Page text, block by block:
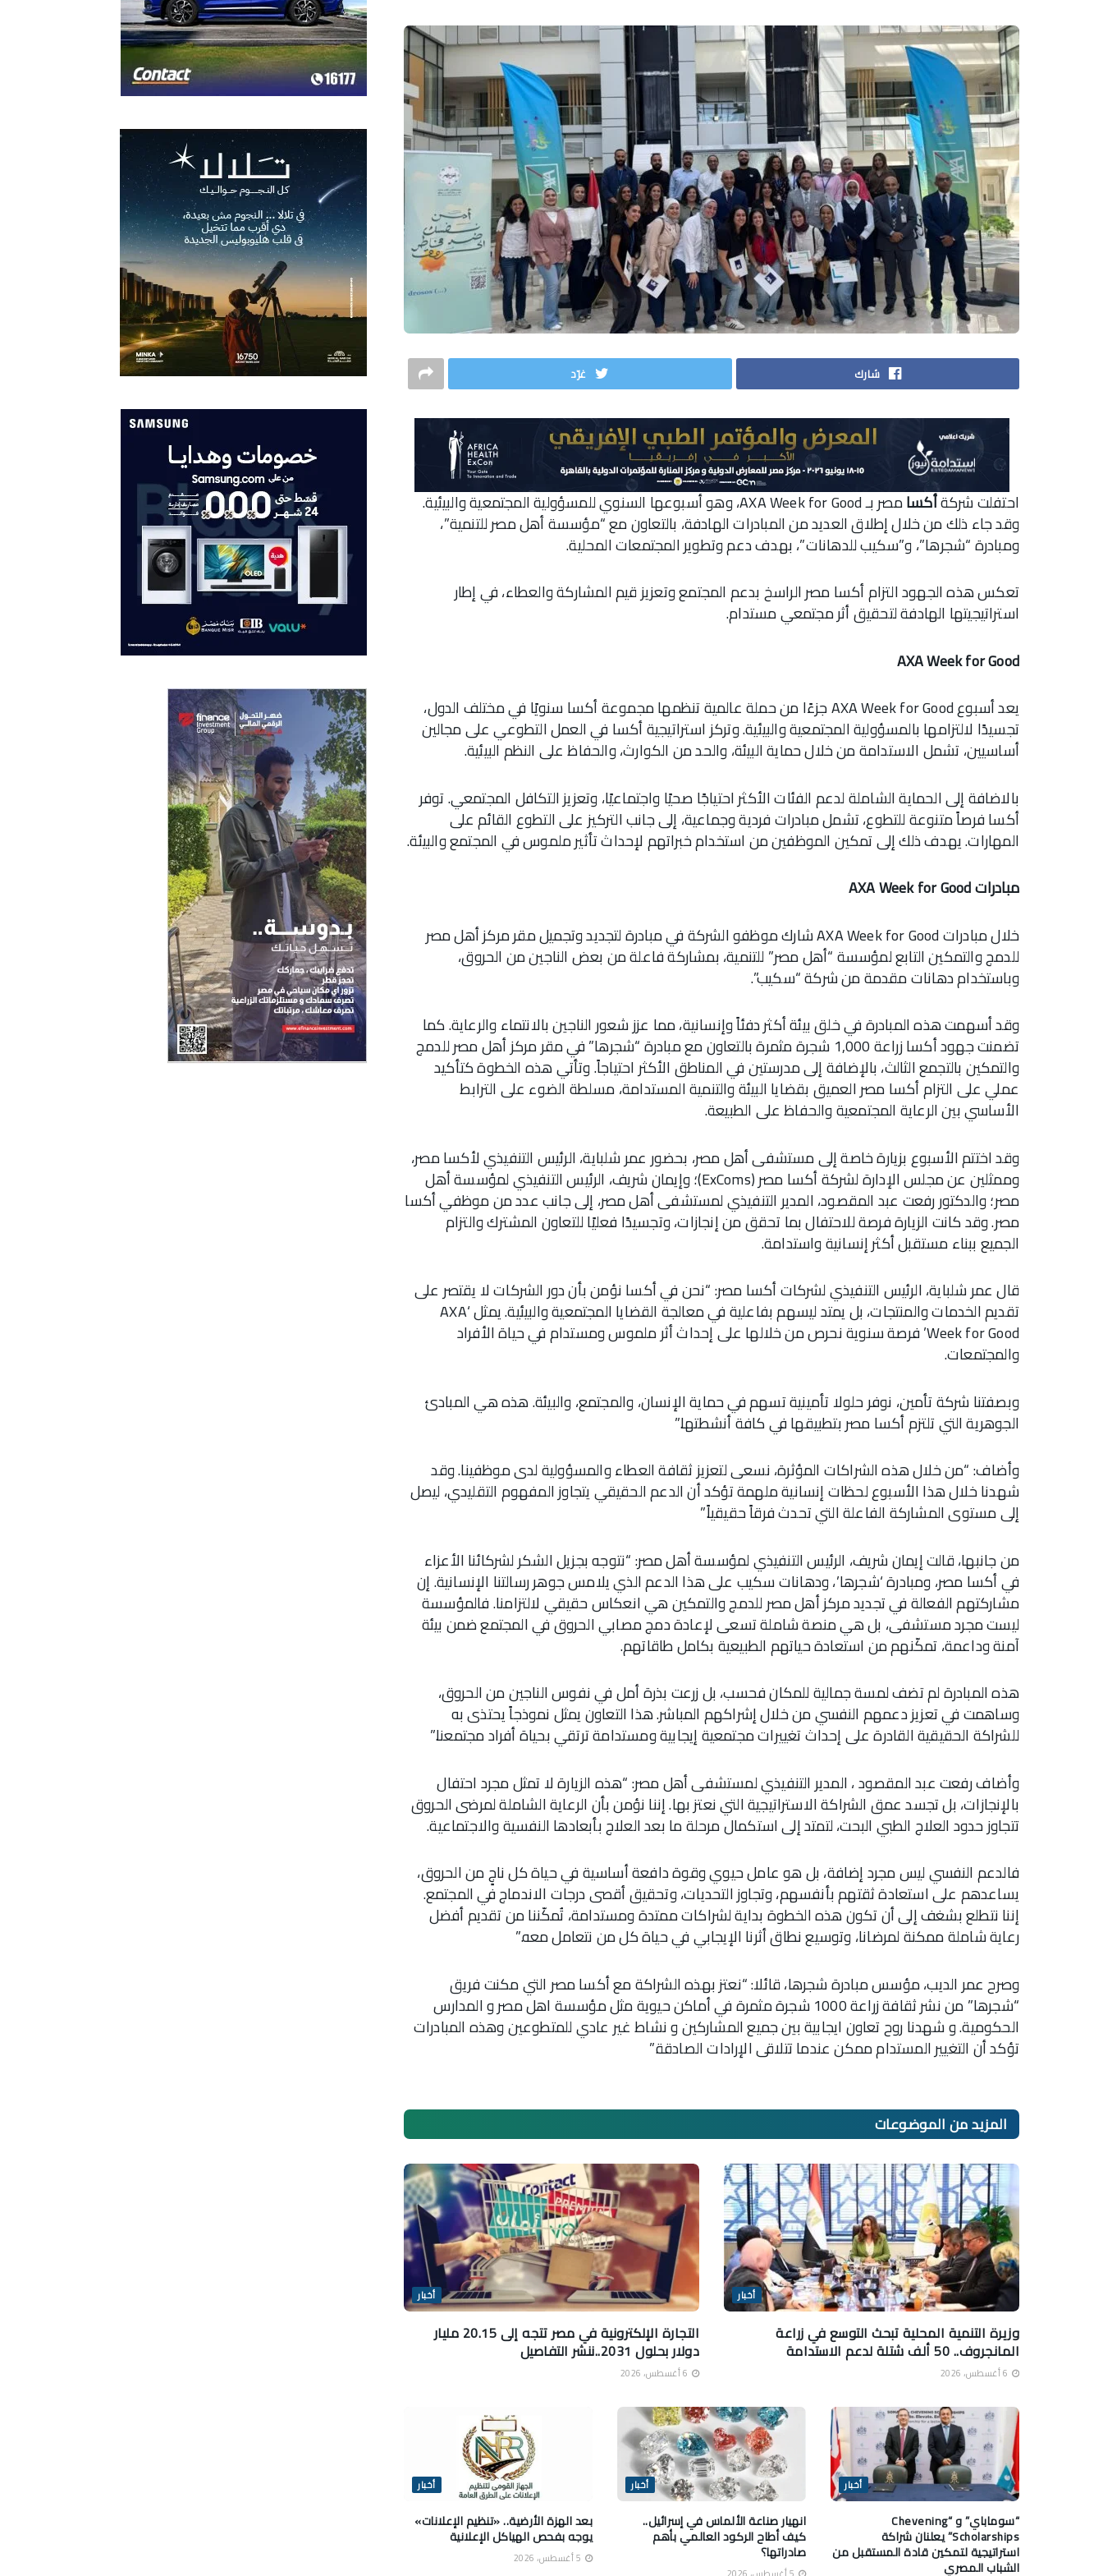
شارك غرّد
احتفلت شركةأكسا مصر بـ AXA Week for Good، وهو أسبوعها السنوي للمسؤولية المجتمعية والبيئية.
وقد جاء ذلك من خلال إطلاق العديد من المبادرات الهادفة، بالتعاون مع “مؤسسة أهل مصر للتنمية”،
ومبادرة “شجرها”، و”سكيب للدهانات”، بهدف دعم وتطوير المجتمعات المحلية.
تعكس هذه الجهود التزام أكسا مصر الراسخ بدعم المجتمع وتعزيز قيم المشاركة والعطاء، في إطار
استراتيجيتها الهادفة لتحقيق أثر مجتمعي مستدام.
AXA Week for Good
يعد أسبوع AXA Week for Good جزءًا من حملة عالمية تنظمها مجموعة أكسا سنويًا في مختلف الدول،
تجسيدًا لالتزامها بالمسؤولية المجتمعية والبيئية. وتركز استراتيجية أكسا في العمل التطوعي على مجالين
أساسيين، تشمل الاستدامة من خلال حماية البيئة، والحد من الكوارث، والحفاظ على النظم البيئية.
بالاضافة إلى الحماية الشاملة لدعم الفئات الأكثر احتياجًا صحيًا واجتماعيًا، وتعزيز التكافل المجتمعي. توفر
أكسا فرصاً متنوعة للتطوع، تشمل مبادرات فردية وجماعية، إلى جانب التركيز على التطوع القائم على
المهارات. يهدف ذلك إلى تمكين الموظفين من استخدام خبراتهم لإحداث تأثير ملموس في المجتمع والبيئة.
مبادرات AXA Week for Good
خلال مبادرات AXA Week for Good شارك موظفو الشركة في مبادرة لتجديد وتجميل مقر مركز أهل مصر
للدمج والتمكين التابع لمؤسسة “أهل مصر” للتنمية، بمشاركة فاعلة من بعض الناجين من الحروق،
وباستخدام دهانات مقدمة من شركة “سكيب”.
وقد أسهمت هذه المبادرة في خلق بيئة أكثر دفئاً وإنسانية، مما عزز شعور الناجين بالانتماء والرعاية. كما
تضمنت جهود أكسا زراعة 1,000 شجرة مثمرة بالتعاون مع مبادرة “شجرها” في مقر مركز أهل مصر للدمج
والتمكين بالتجمع الثالث، بالإضافة إلى مدرستين في المناطق الأكثر احتياجاً. وتأتي هذه الخطوة كتأكيد
عملي على التزام أكسا مصر العميق بقضايا البيئة والتنمية المستدامة، مسلطة الضوء على الترابط
الأساسي بين الرعاية المجتمعية والحفاظ على الطبيعة.
وقد اختتم الأسبوع بزيارة خاصة إلى مستشفى أهل مصر، بحضور عمر شلباية، الرئيس التنفيذي لأكسا مصر،
وممثلين عن مجلس الإدارة لشركة أكسا مصر (ExComs)؛ وإيمان شريف، الرئيس التنفيذي لمؤسسة أهل
مصر؛ والدكتور رفعت عبد المقصود، المدير التنفيذي لمستشفى أهل مصر، إلى جانب عدد من موظفي أكسا
مصر. وقد كانت الزيارة فرصة للاحتفال بما تحقق من إنجازات، وتجسيدًا فعليًا للتعاون المشترك والتزام
الجميع ببناء مستقبل أكثر إنسانية واستدامة.
قال عمر شلباية، الرئيس التنفيذي لشركات أكسا مصر: “نحن في أكسا نؤمن بأن دور الشركات لا يقتصر على
تقديم الخدمات والمنتجات، بل يمتد ليسهم بفاعلية في معالجة القضايا المجتمعية والبيئية. يمثل ‘AXA
Week for Good’ فرصة سنوية نحرص من خلالها على إحداث أثر ملموس ومستدام في حياة الأفراد
والمجتمعات.
وبصفتنا شركة تأمين، نوفر حلولا تأمينية تسهم في حماية الإنسان، والمجتمع، والبيئة. هذه هي المبادئ
الجوهرية التي تلتزم أكسا مصر بتطبيقها في كافة أنشطتها.”
وأضاف: “من خلال هذه الشراكات المؤثرة، نسعى لتعزيز ثقافة العطاء والمسؤولية لدى موظفينا. وقد
شهدنا خلال هذا الأسبوع لحظات إنسانية ملهمة تؤكد أن الدعم الحقيقي يتجاوز المفهوم التقليدي، ليصل
إلى مستوى المشاركة الفاعلة التي تحدث فرقاً حقيقياً.”
من جانبها، قالت إيمان شريف، الرئيس التنفيذي لمؤسسة أهل مصر: “نتوجه بجزيل الشكر لشركائنا الأعزاء
في أكسا مصر، ومبادرة ‘شجرها’، ودهانات سكيب على هذا الدعم الذي يلامس جوهر رسالتنا الإنسانية. إن
مشاركتهم الفعالة في تجديد مركز أهل مصر للدمج والتمكين هي انعكاس حقيقي لالتزامنا. فالمؤسسة
ليست مجرد مستشفى، بل هي منصة شاملة تسعى لإعادة دمج مصابي الحروق في المجتمع ضمن بيئة
آمنة وداعمة، تمكّنهم من استعادة حياتهم الطبيعية بكامل طاقاتهم.
هذه المبادرة لم تضف لمسة جمالية للمكان فحسب، بل زرعت بذرة أمل في نفوس الناجين من الحروق،
وساهمت في تعزيز دعمهم النفسي من خلال إشراكهم المباشر. هذا التعاون يمثل نموذجاً يحتذى به
للشراكة الحقيقية القادرة على إحداث تغييرات مجتمعية إيجابية ومستدامة ترتقي بحياة أفراد مجتمعنا.”
وأضاف رفعت عبد المقصود ، المدير التنفيذي لمستشفى أهل مصر: “هذه الزيارة لا تمثل مجرد احتفال
بالإنجازات، بل تجسد عمق الشراكة الاستراتيجية التي نعتز بها. إننا نؤمن بأن الرعاية الشاملة لمرضى الحروق
تتجاوز حدود العلاج الطبي البحت، لتمتد إلى استكمال مرحلة ما بعد العلاج بأبعادها النفسية والاجتماعية.
فالدعم النفسي ليس مجرد إضافة، بل هو عامل حيوي وقوة دافعة أساسية في حياة كل ناجٍ من الحروق،
يساعدهم على استعادة ثقتهم بأنفسهم، وتجاوز التحديات، وتحقيق أقصى درجات الاندماج في المجتمع.
إننا نتطلع بشغف إلى أن تكون هذه الخطوة بداية لشراكات ممتدة ومستدامة، تُمكّننا من تقديم أفضل
رعاية شاملة ممكنة لمرضانا، وتوسيع نطاق أثرنا الإيجابي في حياة كل من نتعامل معه.”
وصرح عمر الديب، مؤسس مبادرة شجرها، قائلا: “نعتز بهذه الشراكة مع أكسا مصر التي مكنت فريق
“شجرها” من نشر ثقافة زراعة 1000 شجرة مثمرة في أماكن حيوية مثل مؤسسة اهل مصر و المدارس
الحكومية. و شهدنا روح تعاون ايجابية بين جميع المشاركين و نشاط غير عادي للمتطوعين وهذه المبادرات
تؤكد أن التغيير المستدام ممكن عندما تتلاقى الإرادات الصادقة.”
المزيد منالموضوعات
أخبار
وزيرة التنمية المحلية تبحث التوسع في زراعة
المانجروف.. 50 ألف شتلة لدعم الاستدامة
أخبار
التجارة الإلكترونية في مصر تتجه إلى 20.15 مليار
دولار بحلول 2031..ننشر التفاصيل
أخبار
“سوماباي” و “Chevening
Scholarships” يعلنان شراكة
استراتيجية لتمكين قادة المستقبل من
الشباب المصري
أخبار
انهيار صناعة الألماس في إسرائيل..
كيف أطاح الركود العالمي بأهم
صادراتها؟
أخبار
بعد الهزة الأرضية.. «تنظيم الإعلانات»
يوجه بفحص الهياكل الإعلانية